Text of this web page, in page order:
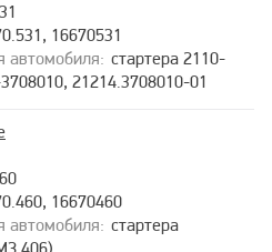
16670531
стартера 2110-
21214.3708010-01
16670460
стартера